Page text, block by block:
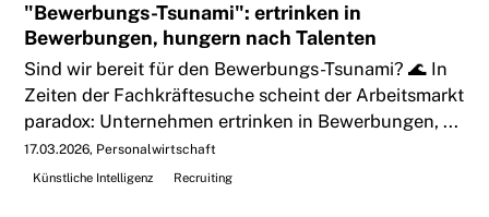
"Bewerbungs-Tsunami": ertrinken in
Bewerbungen, hungern nach Talenten
Sind wir bereit für den Bewerbungs-Tsunami? 🌊 In
Zeiten der Fachkräftesuche scheint der Arbeitsmarkt
paradox: Unternehmen ertrinken in Bewerbungen, ...
17.03.2026 Personalwirtschaft
Künstliche Intelligenz
Recruiting